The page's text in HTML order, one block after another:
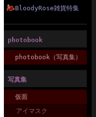
BloodyRose雑貨特集
photobook
photobook（写真集）
写真集
仮面
アイマスク